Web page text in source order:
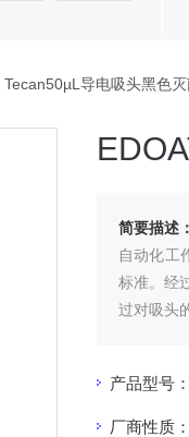
导电吸头黑色灭
简要描述：
自动化工
标准。经
过对吸头
产品型号：
厂商性质：